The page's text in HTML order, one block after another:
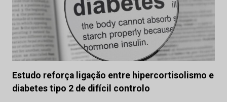
Estudo reforça ligação entre hipercortisolismo e
diabetes tipo 2 de difícil controlo